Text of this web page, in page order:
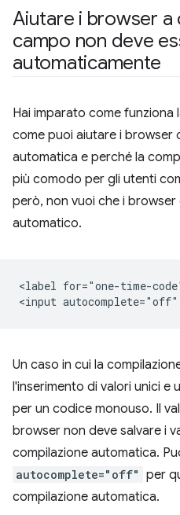
Aiutare i browser a
campo non deve
automaticamente
Hai imparato come funziona
come puoi aiutare i browser
automatica e perché la
più comodo per gli utenti
però, non vuoi che i
automatico.
<label for="one-time-
Un caso in cui la
l'inserimento di valori unici e
per un codice monouso. Il
browser non deve salvare i
compilazione automatica.
autocomplete="off" per
compilazione automatica.